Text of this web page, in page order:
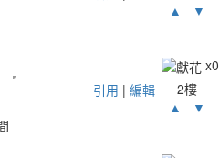
▲
▼
x0
引用 | 編輯
2樓
▲
▼